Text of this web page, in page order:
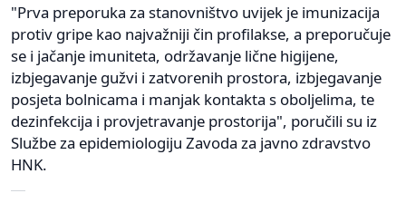
"Prva preporuka za stanovništvo uvijek je imunizacija
protiv gripe kao najvažniji čin profilakse, a preporučuje
se i jačanje imuniteta, održavanje lične higijene,
izbjegavanje gužvi i zatvorenih prostora, izbjegavanje
posjeta bolnicama i manjak kontakta s oboljelima, te
dezinfekcija i provjetravanje prostorija", poručili su iz
Službe za epidemiologiju Zavoda za javno zdravstvo
HNK.